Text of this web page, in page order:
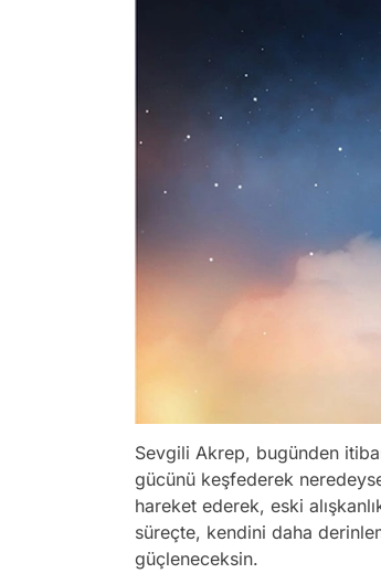
Sevgili Akrep, bugünden
gücünü keşfederek
hareket ederek, eski
süreçte, kendini daha
güçleneceksin.